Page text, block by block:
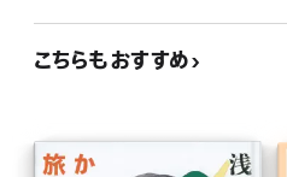
こちらもおすすめ